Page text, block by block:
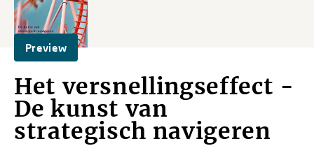
Preview
Het versnellingseffect -
De kunst van
strategisch navigeren